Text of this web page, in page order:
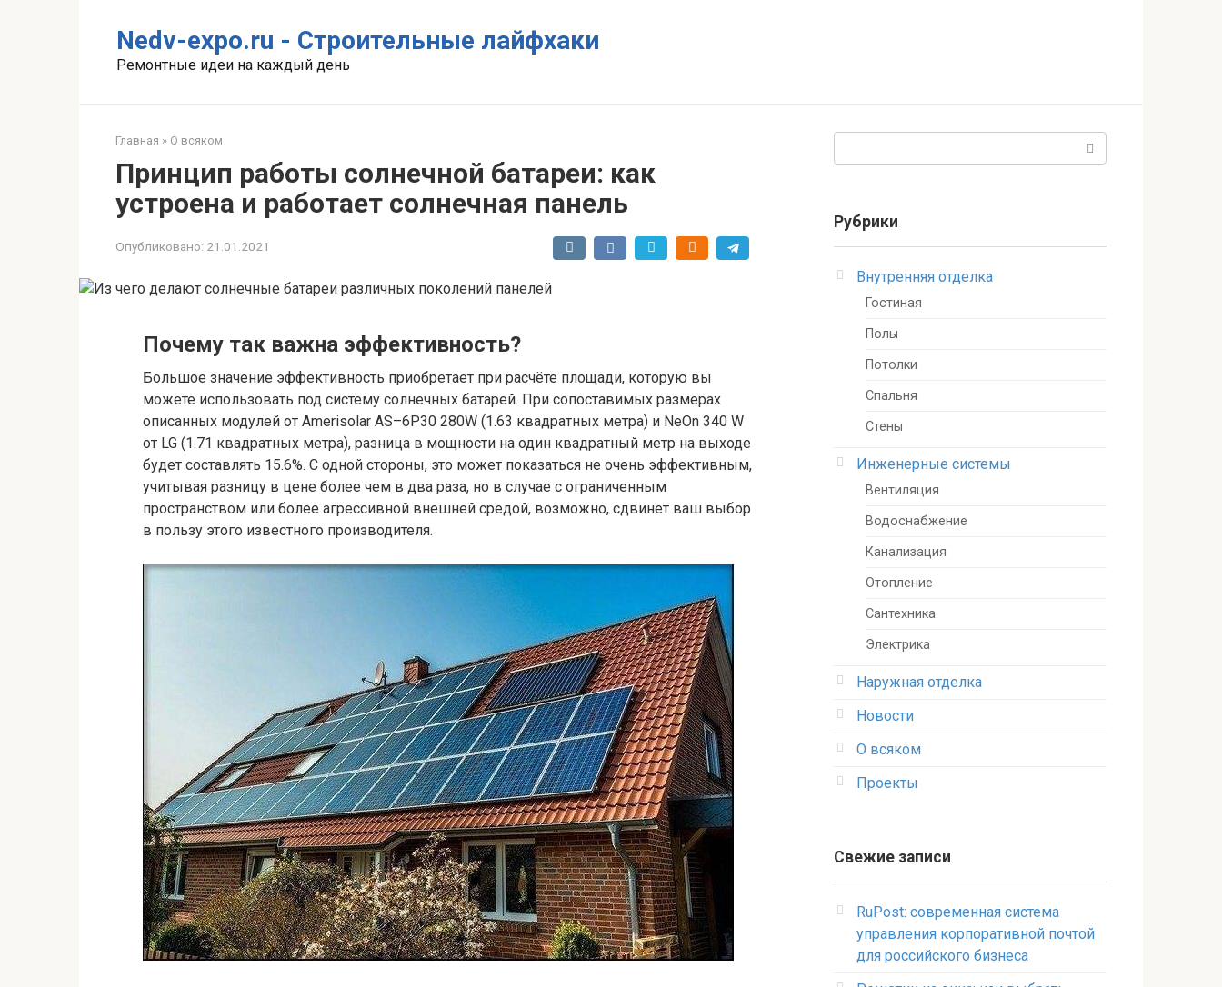
Nedv-expo.ru - Строительные лайфхаки
Ремонтные идеи на каждый день
Главная » О всяком
Принцип работы солнечной батареи: как
устроена и работает солнечная панель
Опубликовано: 21.01.2021
Почему так важна эффективность?
Большое значение эффективность приобретает при расчёте площади, которую вы
можете использовать под систему солнечных батарей. При сопоставимых размерах
описанных модулей от Amerisolar AS–6P30 280W (1.63 квадратных метра) и NeOn 340 W
от LG (1.71 квадратных метра), разница в мощности на один квадратный метр на выходе
будет составлять 15.6%. С одной стороны, это может показаться не очень эффективным,
учитывая разницу в цене более чем в два раза, но в случае с ограниченным
пространством или более агрессивной внешней средой, возможно, сдвинет ваш выбор
в пользу этого известного производителя.
Рубрики
Внутренняя отделка
Гостиная
Полы
Потолки
Спальня
Стены
Инженерные системы
Вентиляция
Водоснабжение
Канализация
Отопление
Сантехника
Электрика
Наружная отделка
Новости
О всяком
Проекты
Свежие записи
RuPost: современная система
управления корпоративной почтой
для российского бизнеса